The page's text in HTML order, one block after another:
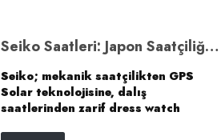
Seiko Saatleri: Japon Saatçiliğinde Yenilik, Mekanik Ustalık ve Zamansız Tasarım
Seiko; mekanik saatçilikten GPS
Solar teknolojisine, dalış
saatlerinden zarif dress watch